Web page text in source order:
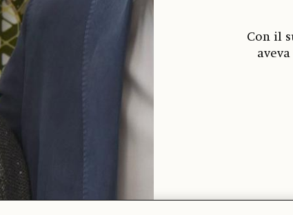
Con il